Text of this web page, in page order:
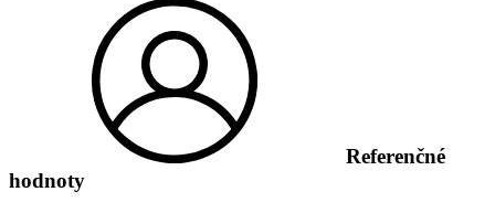
Referenčné
hodnoty